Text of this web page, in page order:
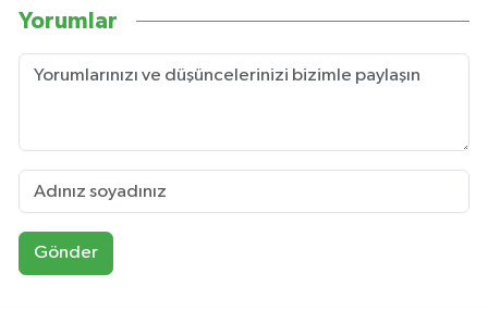
Yorumlar
Gönder